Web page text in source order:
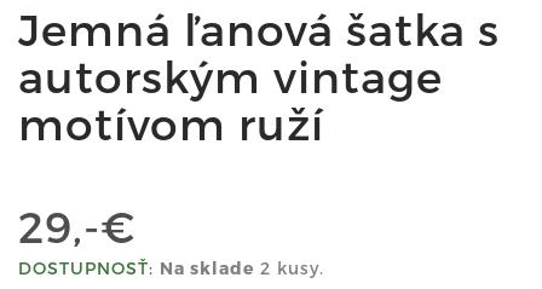
Jemná ľanová šatka s
autorským vintage
motívom ruží
29,-€
DOSTUPNOSŤ: Na sklade 2 kusy.